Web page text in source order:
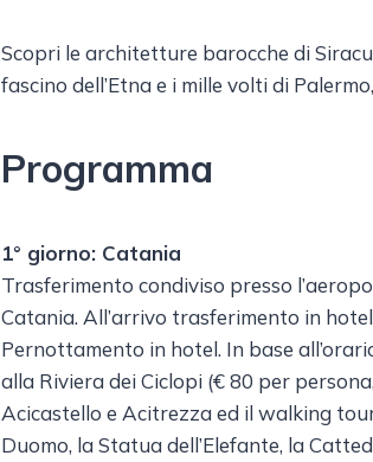
Scopri le architetture barocche di
fascino dell’Etna e i mille volti di
Programma
1° giorno: Catania
Trasferimento condiviso presso
Catania. All’arrivo trasferimento in
Pernottamento in hotel. In base
alla Riviera dei Ciclopi (€ 80 per
Acicastello e Acitrezza ed il walking
Duomo, la Statua dell’Elefante, la